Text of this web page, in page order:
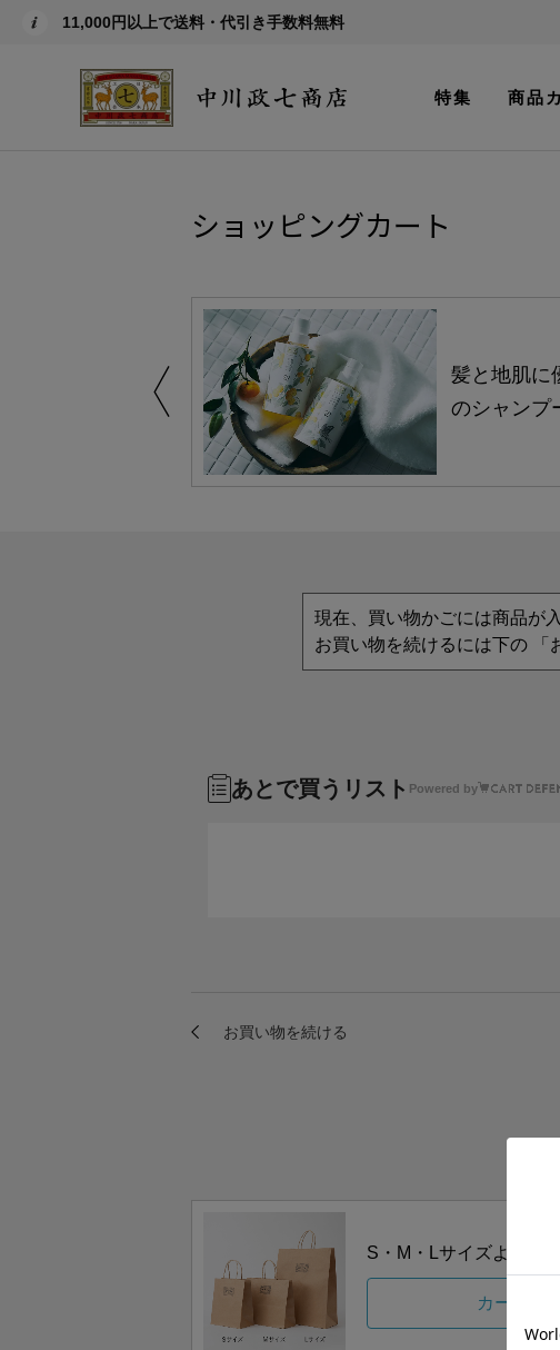
11,000円以上で送料・代引き手数料無料
特集 商品
ショッピングカート
髪と地肌に
のシャンプ
現在、買い物かごには商品が
お買い物を続けるには下の 「
あとで買うリスト Powered by
S・M・Lサイズより当
カートに